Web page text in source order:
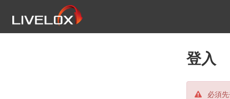
登入
必須